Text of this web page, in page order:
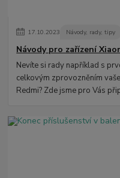
17.10.2023 Návody, rady, tipy
Návody pro zařízení
Nevíte si rady například s
celkovým zprovozněním
Redmi? Zde jsme pro Vás